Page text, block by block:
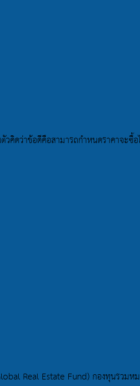
ว่าข้อดีคือสามารถกำหนดราคาจะซื้
Real Estate Fund) กองทุนรวม